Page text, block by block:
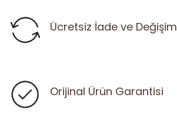
Ücretsiz İade ve Değişim
Orijinal Ürün Garantisi